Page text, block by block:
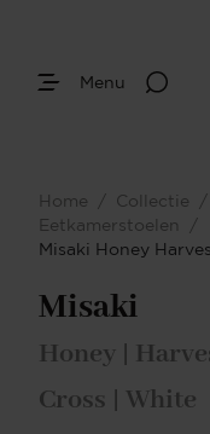
Menu
Home / Collectie /
Eetkamerstoelen
/
Misaki Honey
Misaki
Honey |
Cross | White